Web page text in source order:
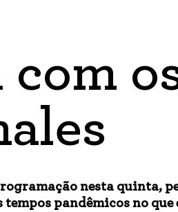
nesta quinta,
pandêmicos no que